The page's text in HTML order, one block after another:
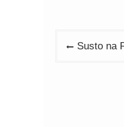
Susto na